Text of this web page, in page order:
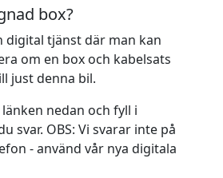
box?
digital tjänst där man kan
om en box och kabelsats
just denna bil.
länken nedan och fyll i
svar. OBS: Vi svarar inte på
- använd vår nya digitala